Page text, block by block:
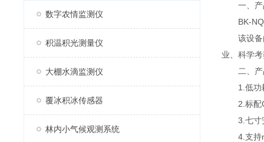
数字农情监测仪
积温积光测量仪
大棚水滴监测仪
覆冰积冰传感器
林内小气候观测系统
一、产
BK-
该设备由
业、科学
二、产
1.低功耗
2.标配
3.七寸安
4.支持